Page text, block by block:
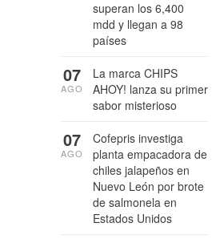
superan los 6,400
mdd y llegan a 98
países
La marca CHIPS
AHOY! lanza su primer
sabor misterioso
07
AGO
Cofepris investiga
planta empacadora de
chiles jalapeños en
Nuevo León por brote
de salmonela en
Estados Unidos
07
AGO